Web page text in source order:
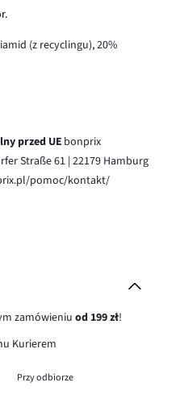
(z recyclingu), 20%
przed UEbonprix
Straße 61 | 22179 Hamburg
pomoc/kontakt/
zamówieniuod 199 zł!
Kurierem
Przy odbiorze